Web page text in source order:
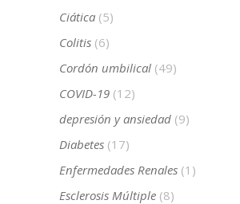
Ciática (5)
Colitis (6)
Cordón umbilical (49)
COVID-19 (12)
depresión y ansiedad (9)
Diabetes (17)
Enfermedades Renales (1)
Esclerosis Múltiple (8)